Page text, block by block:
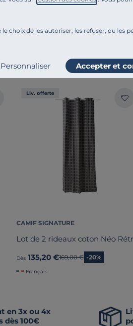
le choix de les autoriser, les refuser, ou les
Personnaliser Accepter et
Ajouter au comparateur
Liv. offerte
CAMIF SIGNATURE
Lot de 2 rideaux coton Néo
Dès 135,20 €Ancien prix
169,00 € -20%
Français
en 3x ou 4x
dès 100€